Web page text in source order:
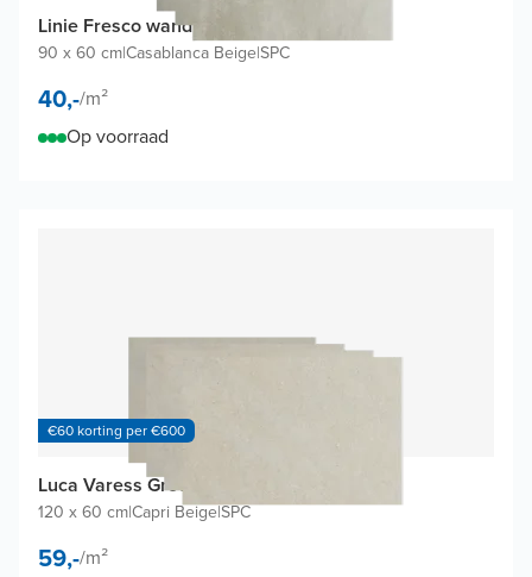
Linie Fresco wandtegels (4 tegels)
90 x 60 cm|Casablanca Beige|SPC
40,-/m²
Op voorraad
€60 korting per €600
Luca Varess Groovy wandtegels (4 tegels)
120 x 60 cm|Capri Beige|SPC
59,-/m²